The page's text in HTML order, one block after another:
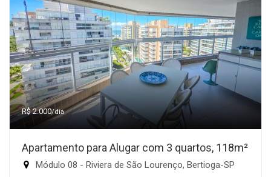
R$ 2.000/dia
Apartamento para Alugar com 3 quartos, 118m²
Módulo 08 - Riviera de São Lourenço, Bertioga-SP